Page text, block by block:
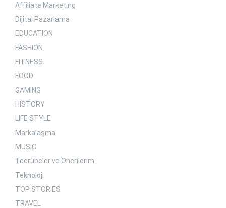
Affiliate Marketing
Dijital Pazarlama
EDUCATION
FASHION
FITNESS
FOOD
GAMING
HISTORY
LIFE STYLE
Markalaşma
MUSIC
Tecrübeler ve Önerilerim
Teknoloji
TOP STORIES
TRAVEL